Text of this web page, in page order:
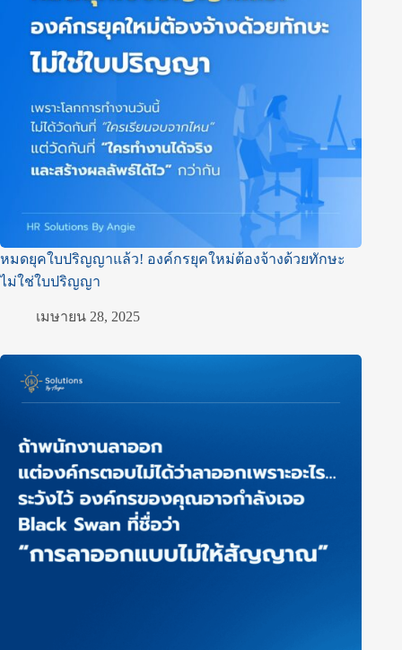
หมดยุคใบปริญญาแล้ว! องค์กรยุคใหม่ต้องจ้างด้วยทักษะ
ไม่ใช่ใบปริญญา
เมษายน 28, 2025